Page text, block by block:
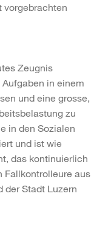
vorgebrachten
Zeugnis
in einem
und eine grosse,
zu
in den Sozialen
und ist wie
das kontinuierlich
Fallkontrolleure aus
der Stadt Luzern